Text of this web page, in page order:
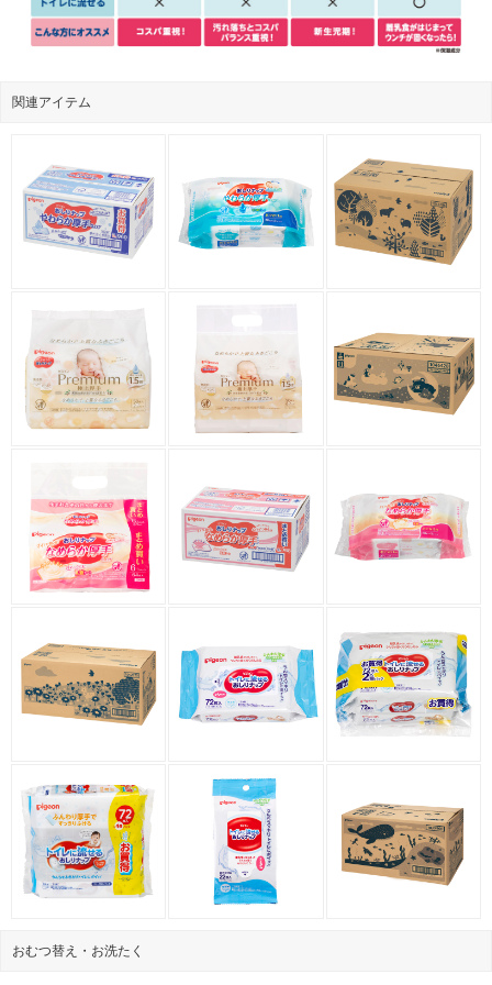
関連アイテム
おむつ替え・お洗たく